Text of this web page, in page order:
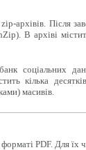
архівів. Після
В архіві
соціальних
кілька
масивів.
PDF. Для